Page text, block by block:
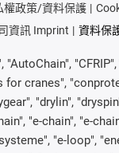
權政策/資料保護
資訊 Imprint 資料保
"AutoChain",
for cranes",
"drylin",
"e-chain", "e-
"e-loop",